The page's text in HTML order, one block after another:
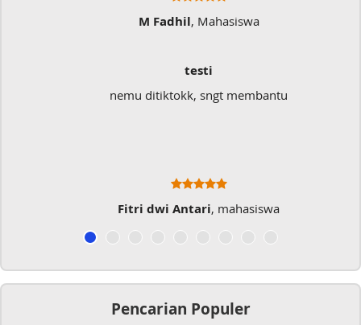
M Fadhil, Mahasiswa
testi
nemu ditiktokk, sngt membantu
Fitri dwi Antari, mahasiswa
Pencarian Populer